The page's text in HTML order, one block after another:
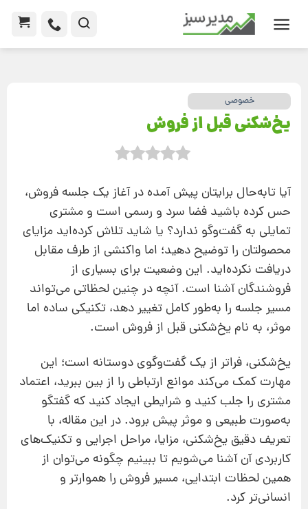
خصوصی
یخ‌شکنی قبل از فروش
آیا تا‌به‌حال برایتان پیش آمده در آغاز یک جلسه فروش،
حس کرده باشید فضا سرد و رسمی است و مشتری
تمایلی به گفت‌وگو ندارد؟ یا شاید تلاش کرده‌اید مزایای
محصولتان را توضیح دهید؛ اما واکنشی از طرف مقابل
دریافت نکرده‌اید. این وضعیت برای بسیاری از
فروشندگان آشنا است. آنچه در چنین لحظاتی می‌تواند
مسیر جلسه را به‌طور کامل تغییر دهد، تکنیکی ساده اما
موثر، به نام یخ‌شکنی قبل از فروش است.
یخ‌شکنی، فراتر از یک گفت‌وگوی دوستانه است؛ این
مهارت کمک می‌کند موانع ارتباطی را از بین ببرید، اعتماد
مشتری را جلب کنید و شرایطی ایجاد کنید که گفتگو
به‌صورت طبیعی و موثر پیش برود. در این مقاله، با
تعریف دقیق یخ‌شکنی، مزایا، مراحل اجرایی و تکنیک‌های
کاربردی آن آشنا می‌شویم تا ببینیم چگونه می‌توان از
همین لحظات ابتدایی، مسیر فروش را هموارتر و
انسانی‌تر کرد.